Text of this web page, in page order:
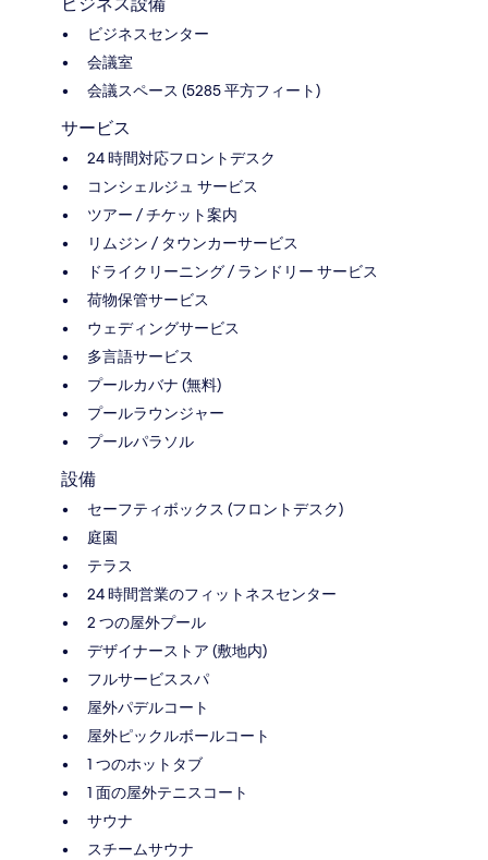
ビジネスセンター
会議室
会議スペース (5285 平方フィート)
サービス
24 時間対応フロントデスク
コンシェルジュ サービス
ツアー / チケット案内
リムジン / タウンカーサービス
ドライクリーニング / ランドリー サービス
荷物保管サービス
ウェディングサービス
多言語サービス
プールカバナ (無料)
プールラウンジャー
プールパラソル
設備
セーフティボックス (フロントデスク)
庭園
テラス
24 時間営業のフィットネスセンター
2 つの屋外プール
デザイナーストア (敷地内)
フルサービススパ
屋外パデルコート
屋外ピックルボールコート
1 つのホットタブ
1 面の屋外テニスコート
サウナ
スチームサウナ